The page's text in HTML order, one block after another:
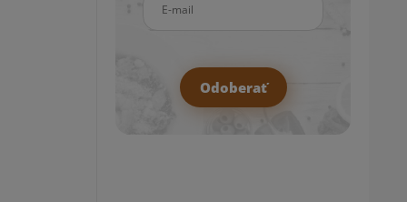
Odoberať